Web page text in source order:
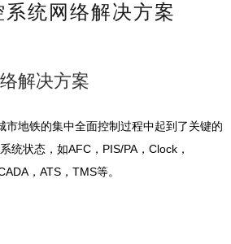
系统网络解决方案
解决方案
市地铁的集中全面控制过程中起到了关键的
统状态，如AFC，PIS/PA，Clock，
，ATS，TMS等。